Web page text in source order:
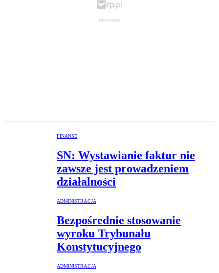
FINANSE
SN: Wystawianie faktur nie
zawsze jest prowadzeniem
działalności
ADMINISTRACJA
Bezpośrednie stosowanie
wyroku Trybunału
Konstytucyjnego
ADMINISTRACJA